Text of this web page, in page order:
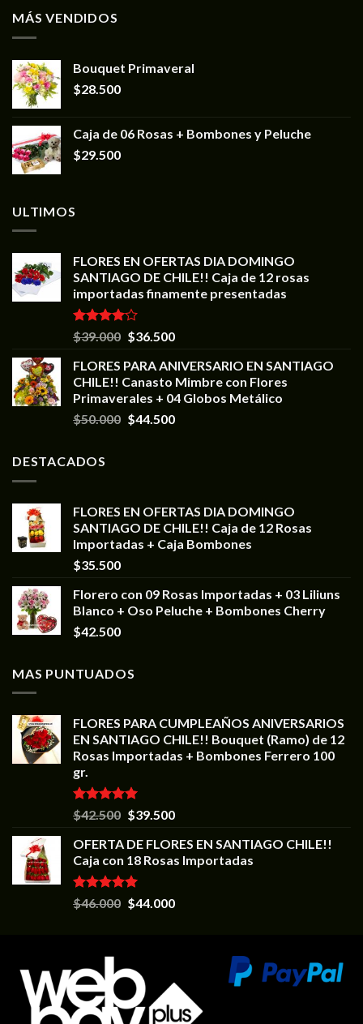
MÁS VENDIDOS
Bouquet Primaveral
$28.500
Caja de 06 Rosas + Bombones y Peluche
$29.500
ULTIMOS
FLORES EN OFERTAS DIA DOMINGO
SANTIAGO DE CHILE!! Caja de 12 rosas
importadas finamente presentadas
Valorado
en
de 5
$39.000 $36.500
FLORES PARA ANIVERSARIO EN SANTIAGO
CHILE!! Canasto Mimbre con Flores
Primaverales + 04 Globos Metálico
$50.000 $44.500
DESTACADOS
FLORES EN OFERTAS DIA DOMINGO
SANTIAGO DE CHILE!! Caja de 12 Rosas
Importadas + Caja Bombones
$35.500
Florero con 09 Rosas Importadas + 03 Liliuns
Blanco + Oso Peluche + Bombones Cherry
$42.500
MAS PUNTUADOS
FLORES PARA CUMPLEAÑOS ANIVERSARIOS
EN SANTIAGO CHILE!! Bouquet (Ramo) de 12
Rosas Importadas + Bombones Ferrero 100
gr.
Valorado en
5.00
$42.500 $39.500
OFERTA DE FLORES EN SANTIAGO CHILE!!
Caja con 18 Rosas Importadas
Valorado en
5.00
$46.000 $44.000